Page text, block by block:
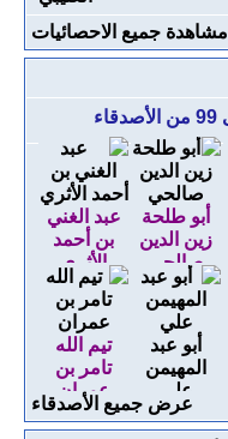
مشاهدة جميع الاحصائيات
أبو طلحة
زين الدين
صالحي
عبد الغني
بن أحمد
الأثري
أبو عبد
المهيمن
علي
تيم الله
تامر بن
عمران
عرض جميع الأصدقاء